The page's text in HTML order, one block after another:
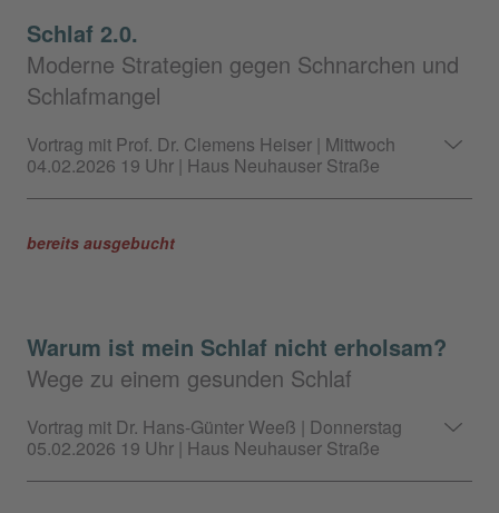
Schlaf 2.0.
Moderne Strategien gegen Schnarchen und
Schlafmangel
Vortrag mit Prof. Dr. Clemens Heiser | Mittwoch
04.02.2026 19 Uhr | Haus Neuhauser Straße
bereits ausgebucht
Warum ist mein Schlaf nicht erholsam?
Wege zu einem gesunden Schlaf
Vortrag mit Dr. Hans-Günter Weeß | Donnerstag
05.02.2026 19 Uhr | Haus Neuhauser Straße